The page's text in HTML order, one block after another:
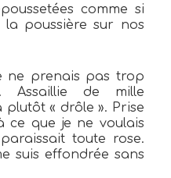
comme si
poussière sur nos
ne prenais pas trop
Assaillie de mille
plutôt « drôle ». Prise
ce que je ne voulais
toute rose.
suis effondrée sans